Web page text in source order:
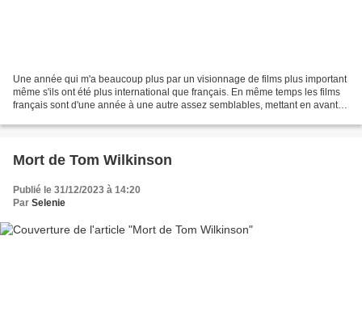
Une année qui m'a beaucoup plus par un visionnage de films plus important
même s'ils ont été plus international que français. En même temps les films
français sont d'une année à une autre assez semblables, mettant en avant
Mort de Tom Wilkinson
Publié le 31/12/2023 à 14:20
Par Selenie